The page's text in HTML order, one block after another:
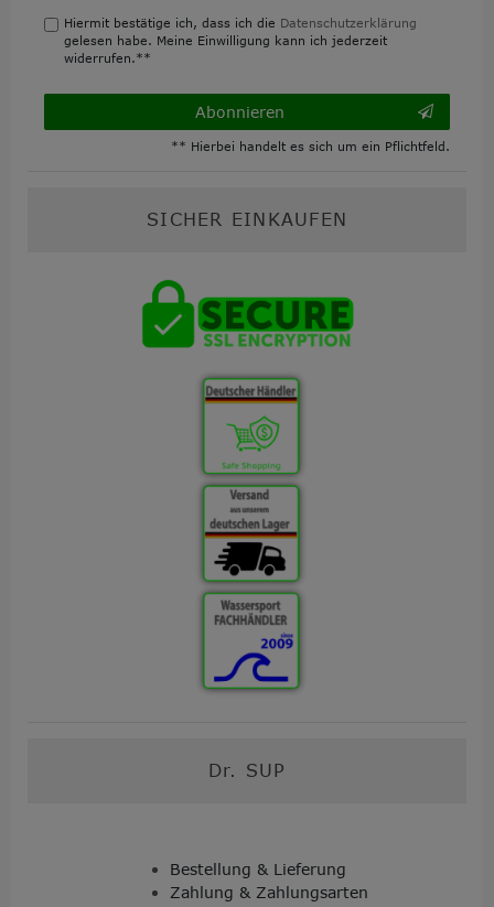
Hiermit bestätige ich, dass ich die Daten­schutz­erklärung
gelesen habe. Meine Einwilligung kann ich jederzeit
widerrufen.**
Abonnieren
** Hierbei handelt es sich um ein Pflichtfeld.
SICHER EINKAUFEN
Dr. SUP
Bestellung & Lieferung
Zahlung & Zahlungsarten